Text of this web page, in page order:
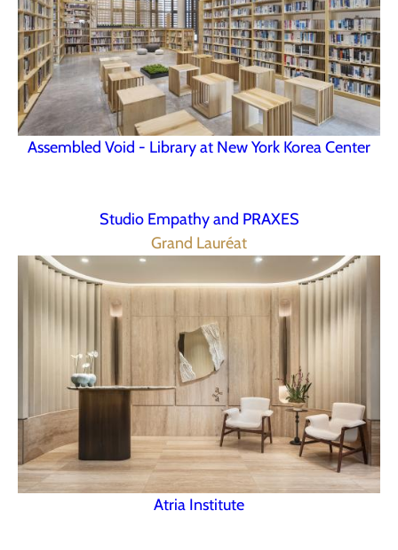
Assembled Void - Library at New York Korea Center
Studio Empathy and PRAXES
Grand Lauréat
Atria Institute